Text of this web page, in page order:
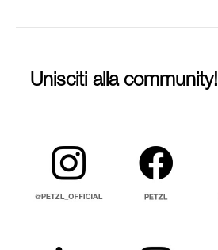
Unisciti alla community!